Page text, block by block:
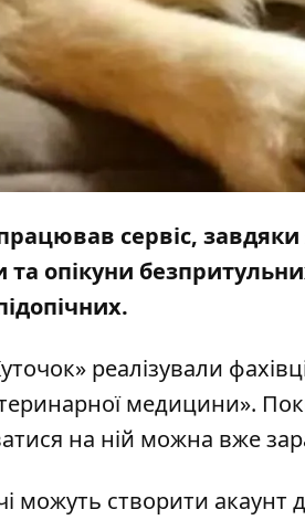
сервіс,
та опікуни
реалізували
медицини».
на ній можна вже
можуть створити